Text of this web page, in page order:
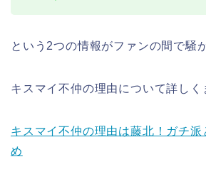
という2つの情報がファンの間で騒
キスマイ不仲の理由について詳しく
キスマイ不仲の理由は藤北！ガチ派
め